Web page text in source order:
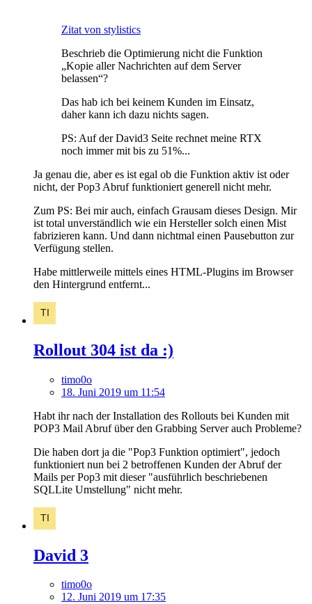
Zitat von stylistics
Beschrieb die Optimierung nicht die Funktion
„Kopie aller Nachrichten auf dem Server
belassen“?
Das hab ich bei keinem Kunden im Einsatz,
daher kann ich dazu nichts sagen.
PS: Auf der David3 Seite rechnet meine RTX
noch immer mit bis zu 51%...
Ja genau die, aber es ist egal ob die Funktion aktiv ist oder
nicht, der Pop3 Abruf funktioniert generell nicht mehr.
Zum PS: Bei mir auch, einfach Grausam dieses Design. Mir
ist total unverständlich wie ein Hersteller solch einen Mist
fabrizieren kann. Und dann nichtmal einen Pausebutton zur
Verfügung stellen.
Habe mittlerweile mittels eines HTML-Plugins im Browser
den Hintergrund entfernt...
Rollout 304 ist da :)
timo0o
18. Juni 2019 um 11:54
Habt ihr nach der Installation des Rollouts bei Kunden mit
POP3 Mail Abruf über den Grabbing Server auch Probleme?
Die haben dort ja die "Pop3 Funktion optimiert", jedoch
funktioniert nun bei 2 betroffenen Kunden der Abruf der
Mails per Pop3 mit dieser "ausführlich beschriebenen
SQLLite Umstellung" nicht mehr.
David 3
timo0o
12. Juni 2019 um 17:35